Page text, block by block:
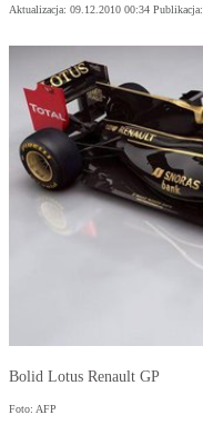
Aktualizacja: 09.12.2010 00:34 Publikacja:
Bolid Lotus Renault GP
Foto: AFP